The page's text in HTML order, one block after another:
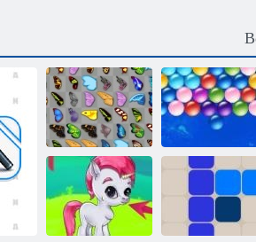
Kelebek Kyodai Sonsuz Bubbles